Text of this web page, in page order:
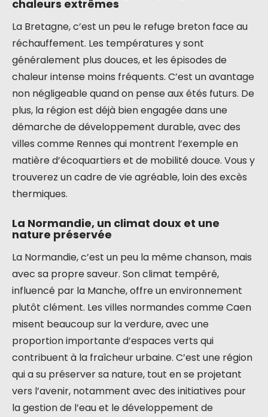
chaleurs extrêmes
La Bretagne, c’est un peu le refuge breton face au
réchauffement. Les températures y sont
généralement plus douces, et les épisodes de
chaleur intense moins fréquents. C’est un avantage
non négligeable quand on pense aux étés futurs. De
plus, la région est déjà bien engagée dans une
démarche de développement durable, avec des
villes comme Rennes qui montrent l’exemple en
matière d’écoquartiers et de mobilité douce. Vous y
trouverez un cadre de vie agréable, loin des excès
thermiques.
La Normandie, un climat doux et une
nature préservée
La Normandie, c’est un peu la même chanson, mais
avec sa propre saveur. Son climat tempéré,
influencé par la Manche, offre un environnement
plutôt clément. Les villes normandes comme Caen
misent beaucoup sur la verdure, avec une
proportion importante d’espaces verts qui
contribuent à la fraîcheur urbaine. C’est une région
qui a su préserver sa nature, tout en se projetant
vers l’avenir, notamment avec des initiatives pour
la gestion de l’eau et le développement de